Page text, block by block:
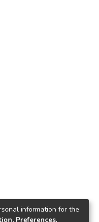
information for the
Preferences,